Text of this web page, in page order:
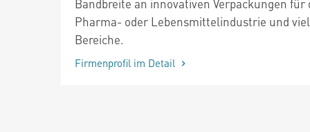
Bandbreite an innovativen Verpackungen für
Pharma- oder Lebensmittelindustrie und
Bereiche.
Firmenprofil im Detail